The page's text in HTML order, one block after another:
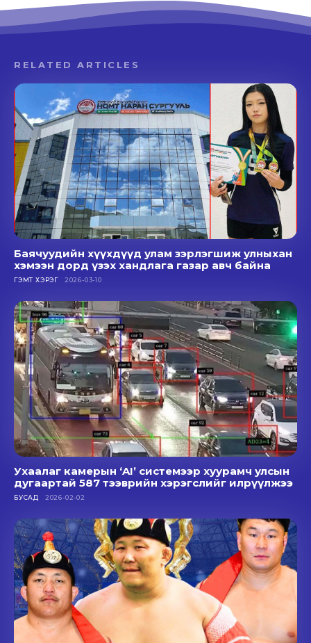
RELATED ARTICLES
Баячуудийн хүүхдүүд улам зэрлэгшиж улныхан
хэмээн дорд үзэх хандлага газар авч байна
ГЭМТ ХЭРЭГ 2026-03-10
Ухаалаг камерын ‘AI’ системээр хуурамч улсын
дугаартай 587 тээврийн хэрэгслийг илрүүлжээ
БУСАД 2026-02-02